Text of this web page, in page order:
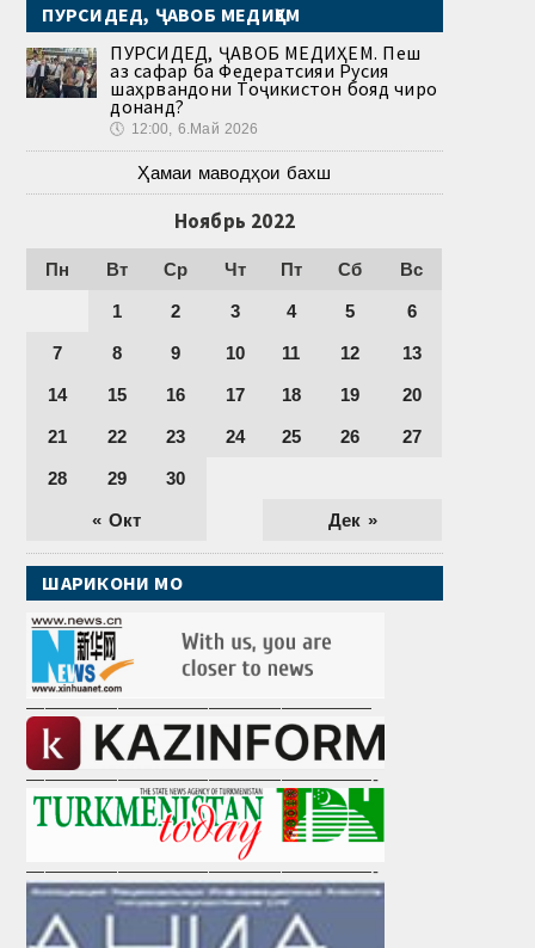
ПУРСИДЕД, ҶАВОБ МЕДИҲЕМ
ПУРСИДЕД, ҶАВОБ МЕДИҲЕМ. Пеш
аз сафар ба Федератсияи Русия
шаҳрвандони Тоҷикистон бояд чиро
донанд?
🕔 12:00, 6.Май 2026
Ҳамаи маводҳои бахш
Ноябрь 2022
Пн Вт Ср Чт Пт Сб Вс
« Окт Дек »
1 2 3 4 5 6
7 8 9 10 11 12 13
14 15 16 17 18 19 20
21 22 23 24 25 26 27
28 29 30
ШАРИКОНИ МО
———————————————————
———————————————————-
———————————————————-